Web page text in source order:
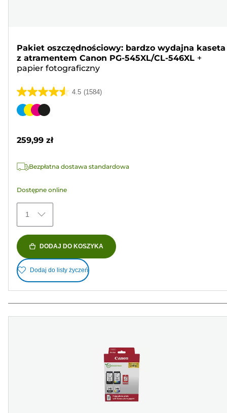
Pakiet oszczędnościowy: bardzo wydajna kaseta
z atramentem Canon PG-545XL/CL-546XL +
papier fotograficzny
4.5 (1584)
4.5
na
1584
Wkład
259,99 zł
Bezpłatna dostawa standardowa
Dostępne online
1
DODAJ DO KOSZYKA
Dodaj do listy życzeń